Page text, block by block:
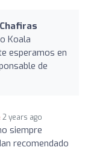
Koala
esperamos en
de
2 years ago
siempre
recomendado